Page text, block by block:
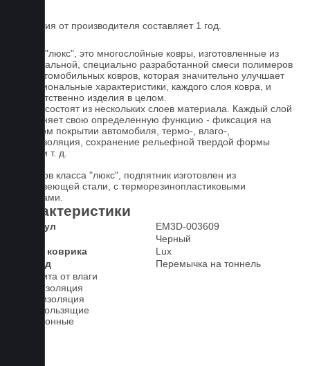
Гарантия от производителя составляет 1 год.
Ковры "люкс", это многослойные ковры, изготовленные из
оригинальной, специально разработанной смеси полимеров
для автомобильных ковров, которая значительно улучшает
функциональные характеристики, каждого слоя ковра, и
соответственно изделия в целом.
Ковры состоят из нескольких слоев материала. Каждый слой
выполняет свою определенную функцию - фиксация на
штатном покрытии автомобиля, термо-, влаго-,
звукоизоляция, сохранение рельефной твердой формы
ковра и т. д.
У ковров класса "люкс", подпятник изготовлен из
нержавеющей стали, с терморезинопластиковыми
вставками.
Характеристики
Артикул
EM3D-003609
Черный
Класс коврика
Lux
2-й ряд
Перемычка на тоннель
Защита от влаги
Шумоизоляция
Теплоизоляция
Антискользящие
Всесезонные